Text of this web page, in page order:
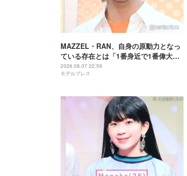
MAZZEL・RAN、自身の原動力となっ
ている存在とは「1番身近で1番偉大な
存在」
2026.08.07 22:59
モデルプレス